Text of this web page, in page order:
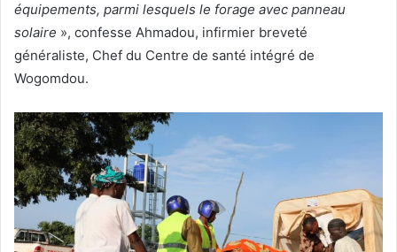
équipements, parmi lesquels le forage avec panneau
solaire », confesse Ahmadou, infirmier breveté
généraliste, Chef du Centre de santé intégré de
Wogomdou.